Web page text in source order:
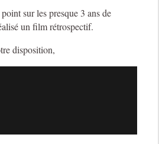
sur les presque 3 ans de
un film rétrospectif.
disposition,